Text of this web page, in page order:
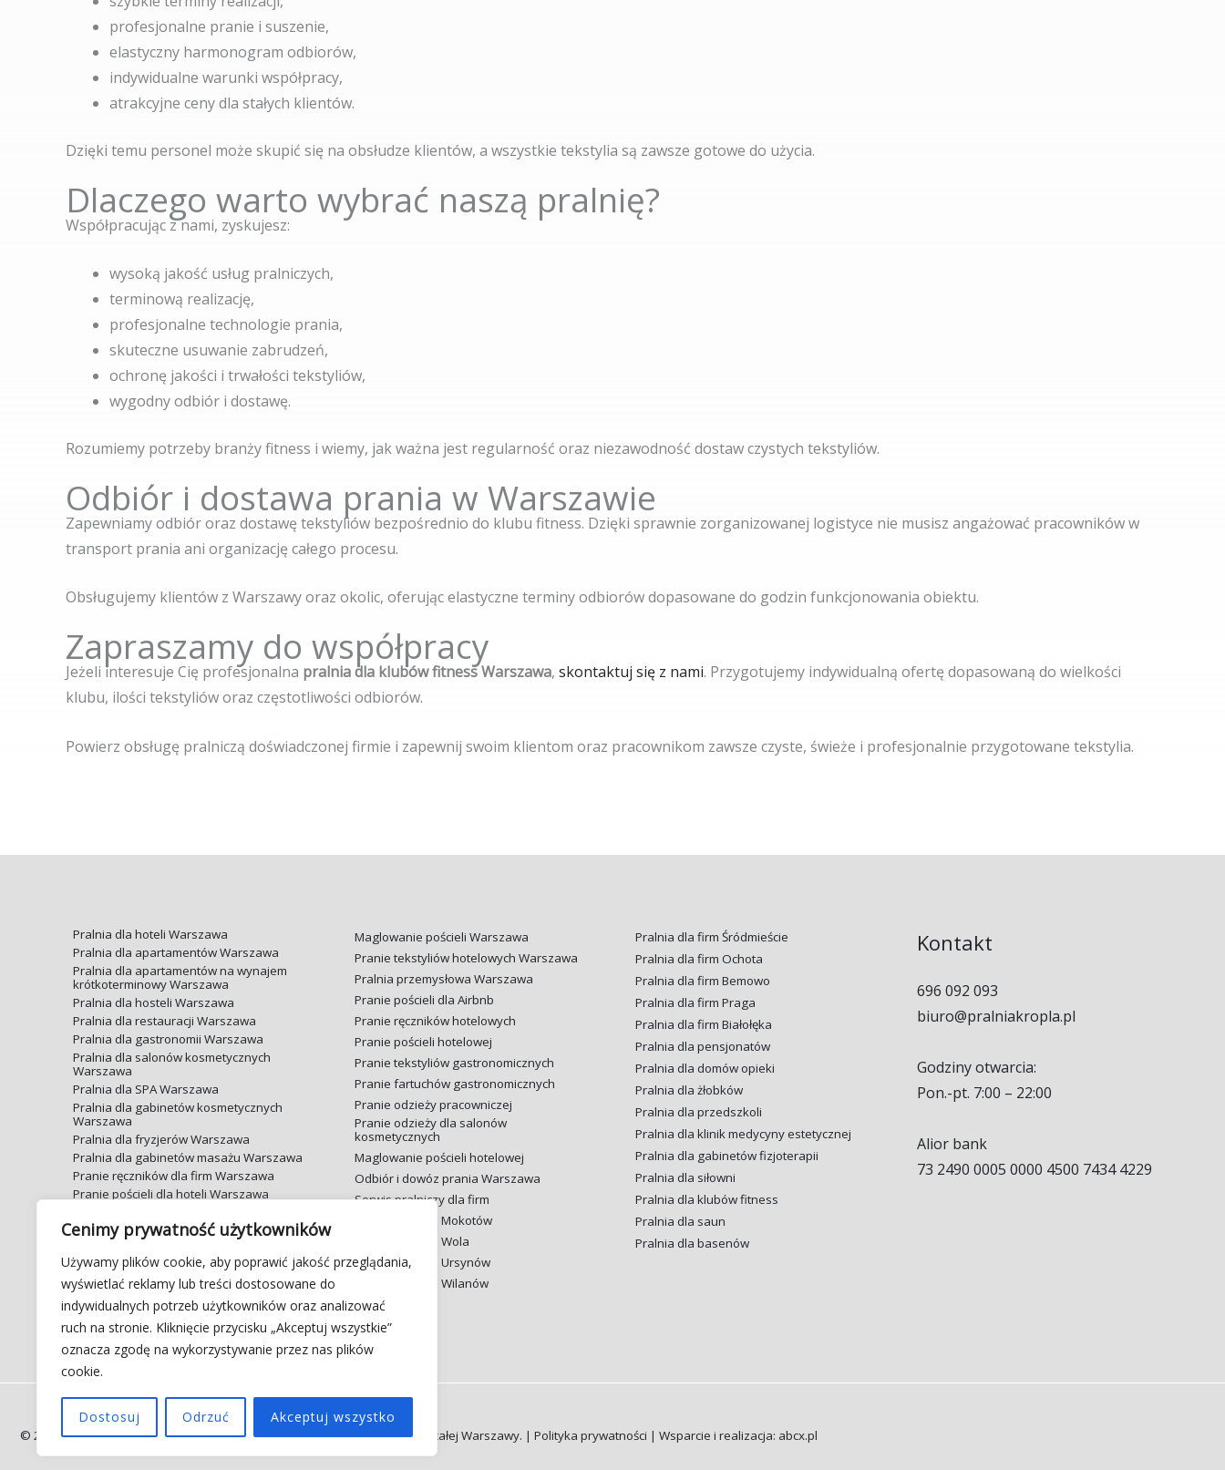
Cenimy prywatność użytkowników
Używamy plików cookie, aby poprawić jakość przeglądania,
wyświetlać reklamy lub treści dostosowane do
indywidualnych potrzeb użytkowników oraz analizować
ruch na stronie. Kliknięcie przycisku „Akceptuj wszystkie”
oznacza zgodę na wykorzystywanie przez nas plików
cookie.
Dostosuj Odrzuć Akceptuj wszystko
profesjonalne pranie i suszenie,
elastyczny harmonogram odbiorów,
indywidualne warunki współpracy,
atrakcyjne ceny dla stałych klientów.
Dzięki temu personel może skupić się na obsłudze klientów, a wszystkie tekstylia są zawsze gotowe do użycia.
Dlaczego warto wybrać naszą pralnię?
Współpracując z nami, zyskujesz:
wysoką jakość usług pralniczych,
terminową realizację,
profesjonalne technologie prania,
skuteczne usuwanie zabrudzeń,
ochronę jakości i trwałości tekstyliów,
wygodny odbiór i dostawę.
Rozumiemy potrzeby branży fitness i wiemy, jak ważna jest regularność oraz niezawodność dostaw czystych tekstyliów.
Odbiór i dostawa prania w Warszawie
Zapewniamy odbiór oraz dostawę tekstyliów bezpośrednio do klubu fitness. Dzięki sprawnie zorganizowanej logistyce nie musisz angażować pracowników w
transport prania ani organizację całego procesu.
Obsługujemy klientów z Warszawy oraz okolic, oferując elastyczne terminy odbiorów dopasowane do godzin funkcjonowania obiektu.
Zapraszamy do współpracy
Jeżeli interesuje Cię profesjonalna pralnia dla klubów fitness Warszawa, skontaktuj się z nami. Przygotujemy indywidualną ofertę dopasowaną do wielkości
klubu, ilości tekstyliów oraz częstotliwości odbiorów.
Powierz obsługę pralniczą doświadczonej firmie i zapewnij swoim klientom oraz pracownikom zawsze czyste, świeże i profesjonalnie przygotowane tekstylia.
Pralnia dla hoteli Warszawa
Pralnia dla apartamentów Warszawa
Pralnia dla apartamentów na wynajem
krótkoterminowy Warszawa
Pralnia dla hosteli Warszawa
Pralnia dla restauracji Warszawa
Pralnia dla gastronomii Warszawa
Pralnia dla salonów kosmetycznych
Warszawa
Pralnia dla SPA Warszawa
Pralnia dla gabinetów kosmetycznych
Warszawa
Pralnia dla fryzjerów Warszawa
Pralnia dla gabinetów masażu Warszawa
Pranie ręczników dla firm Warszawa
Pranie pościeli dla hoteli Warszawa
Warszawa
Pranie obrusów Warszawa
Pranie serwet Warszawa
Pranie odzieży roboczej Warszawa
Maglowanie pościeli Warszawa
Pranie tekstyliów hotelowych Warszawa
Pralnia przemysłowa Warszawa
Pranie pościeli dla Airbnb
Pranie ręczników hotelowych
Pranie pościeli hotelowej
Pranie tekstyliów gastronomicznych
Pranie fartuchów gastronomicznych
Pranie odzieży pracowniczej
Pranie odzieży dla salonów
kosmetycznych
Maglowanie pościeli hotelowej
Odbiór i dowóz prania Warszawa
Serwis pralniczy dla firm
Pralnia dla firm Mokotów
Pralnia dla firm Wola
Pralnia dla firm Ursynów
Pralnia dla firm Wilanów
Pralnia dla firm Śródmieście
Pralnia dla firm Ochota
Pralnia dla firm Bemowo
Pralnia dla firm Praga
Pralnia dla firm Białołęka
Pralnia dla pensjonatów
Pralnia dla domów opieki
Pralnia dla żłobków
Pralnia dla przedszkoli
Pralnia dla klinik medycyny estetycznej
Pralnia dla gabinetów fizjoterapii
Pralnia dla siłowni
Pralnia dla klubów fitness
Pralnia dla saun
Pralnia dla basenów
Kontakt
696 092 093
biuro@pralniakropla.pl
Godziny otwarcia:
Pon.-pt. 7:00 – 22:00
Alior bank
73 2490 0005 0000 4500 7434 4229
© 2026 Pralnia Kropla Warszawa | Pranie z dostawą. Działamy na terenie całej Warszawy. | Polityka prywatności | Wsparcie i realizacja: abcx.pl